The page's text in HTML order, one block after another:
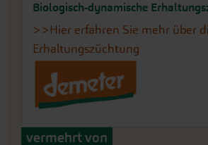
Biologisch-dynamische
>>Hier erfahren Sie mehr über
Erhaltungszüchtung
vermehrt von